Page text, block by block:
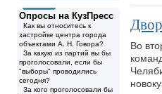
Опросы на КузПресс
Как вы относитесь к
застройке центра города
объектами А. Н. Говора?
За какую из партий вы бы
проголосовали, если бы
"выборы" проводились
сегодня?
За кого проголосовали бы
Во